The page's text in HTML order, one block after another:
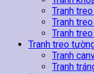
Tranh
Tranh
Tranh
Tranh treo
Tranh
Tranh